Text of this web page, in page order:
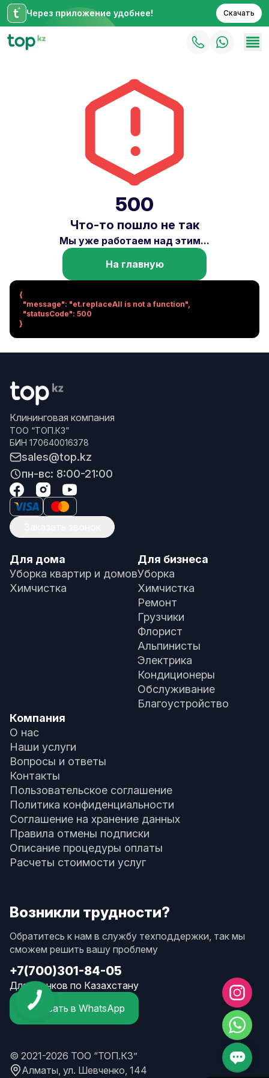
Через приложение удобнее! Скачать
500
Что-то пошло не так
Мы уже работаем над этим...
На главную
{
}
Клининговая компания
ТОО “ТОП.КЗ”
БИН 170640016378
sales@top.kz
пн-вс: 8:00-21:00
Для дома
Уборка квартир и домов
Химчистка
Для бизнеса
Уборка
Химчистка
Ремонт
Грузчики
Флорист
Альпинисты
Электрика
Кондиционеры
Обслуживание
Благоустройство
Компания
О нас
Наши услуги
Вопросы и ответы
Контакты
Пользовательское соглашение
Политика конфиденциальности
Соглашение на хранение данных
Правила отмены подписки
Описание процедуры оплаты
Расчеты стоимости услуг
Возникли трудности?
Обратитесь к нам в службу техподдержки, так мы
сможем решить вашу проблему
+7(700)301-84-05
Для звонков по Казахстану
Написать в WhatsApp
© 2021-2026 ТОО “ТОП.КЗ”
Алматы, ул. Шевченко, 144